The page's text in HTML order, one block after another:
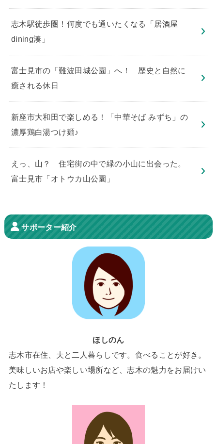
志木駅徒歩圏！何度でも通いたくなる「居酒屋
dining湊」
​富士見市の「難波田城公園」へ！ 歴史と自然に
癒される休日
新座市大和田で楽しめる！「中華そば みずち」の
濃厚鶏白湯つけ麺♪
えっ、山？ 住宅街の中で緑の小山に出会った。
富士見市「オトウカ山公園」
サポーター紹介
ほしのん
志木市在住、夫と二人暮らしです。食べることが好き。
美味しいお店や楽しい場所など、志木の魅力をお届けい
たします！